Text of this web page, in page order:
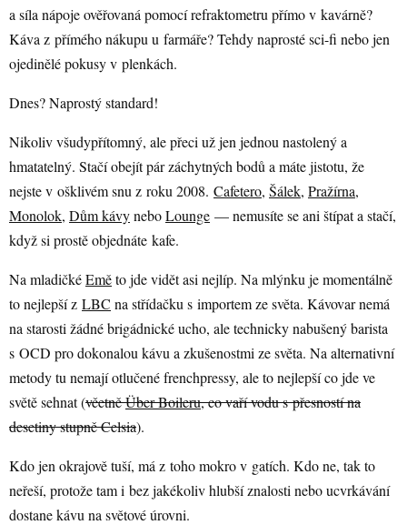
a síla nápoje ověřovaná pomocí refraktometru přímo v kavárně?
Káva z přímého nákupu u farmáře? Tehdy naprosté sci-fi nebo jen
ojedinělé pokusy v plenkách.
Dnes? Naprostý standard!
Nikoliv všudypřítomný, ale přeci už jen jednou nastolený a
hmatatelný. Stačí obejít pár záchytných bodů a máte jistotu, že
nejste v ošklivém snu z roku 2008. Cafetero, Šálek, Pražírna,
Monolok, Dům kávyneboLounge — nemusíte se ani štípat a stačí,
když si prostě objednáte kafe.
Na mladičkéEměto jde vidět asi nejlíp. Na mlýnku je momentálně
to nejlepší z LBC na střídačku s importem ze světa. Kávovar nemá
na starosti žádné brigádnické ucho, ale technicky nabušený barista
s OCD pro dokonalou kávu a zkušenostmi ze světa. Na alternativní
metody tu nemají otlučené frenchpressy, ale to nejlepší co jde ve
světě sehnat (včetněÜber Boileru, co vaří vodu s přesností na
desetiny stupně Celsia).
Kdo jen okrajově tuší, má z toho mokro v gatích. Kdo ne, tak to
neřeší, protože tam i bez jakékoliv hlubší znalosti nebo ucvrkávání
dostane kávu na světové úrovni.